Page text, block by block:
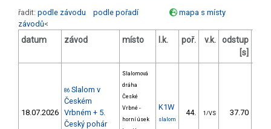
řadit: podle závodu podle pořadí
mapa s místy
závodů<
datum závod místo l.k. poř. v.k.
odstup
[s]
18.07.2026
86 Slalom v
Českém
Vrbném + 5.
Český pohár
Slalomová
dráha
České
Vrbné -
horní úsek
K1W
slalom
44. 1/VS 37.70